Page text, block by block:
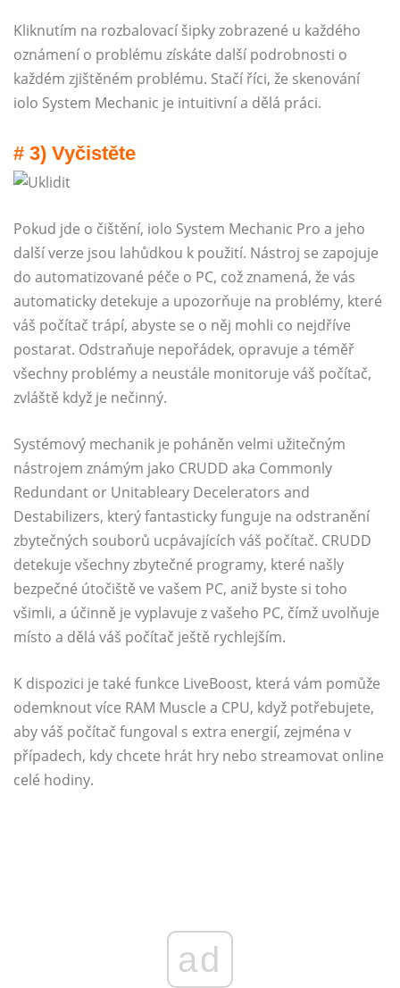
Kliknutím na rozbalovací šipky zobrazené u každého
oznámení o problému získáte další podrobnosti o
každém zjištěném problému. Stačí říci, že skenování
iolo System Mechanic je intuitivní a dělá práci.
# 3) Vyčistěte
Pokud jde o čištění, iolo System Mechanic Pro a jeho
další verze jsou lahůdkou k použití. Nástroj se zapojuje
do automatizované péče o PC, což znamená, že vás
automaticky detekuje a upozorňuje na problémy, které
váš počítač trápí, abyste se o něj mohli co nejdříve
postarat. Odstraňuje nepořádek, opravuje a téměř
všechny problémy a neustále monitoruje váš počítač,
zvláště když je nečinný.
Systémový mechanik je poháněn velmi užitečným
nástrojem známým jako CRUDD aka Commonly
Redundant or Unitableary Decelerators and
Destabilizers, který fantasticky funguje na odstranění
zbytečných souborů ucpávajících váš počítač. CRUDD
detekuje všechny zbytečné programy, které našly
bezpečné útočiště ve vašem PC, aniž byste si toho
všimli, a účinně je vyplavuje z vašeho PC, čímž uvolňuje
místo a dělá váš počítač ještě rychlejším.
K dispozici je také funkce LiveBoost, která vám pomůže
odemknout více RAM Muscle a CPU, když potřebujete,
aby váš počítač fungoval s extra energií, zejména v
případech, kdy chcete hrát hry nebo streamovat online
celé hodiny.
ad